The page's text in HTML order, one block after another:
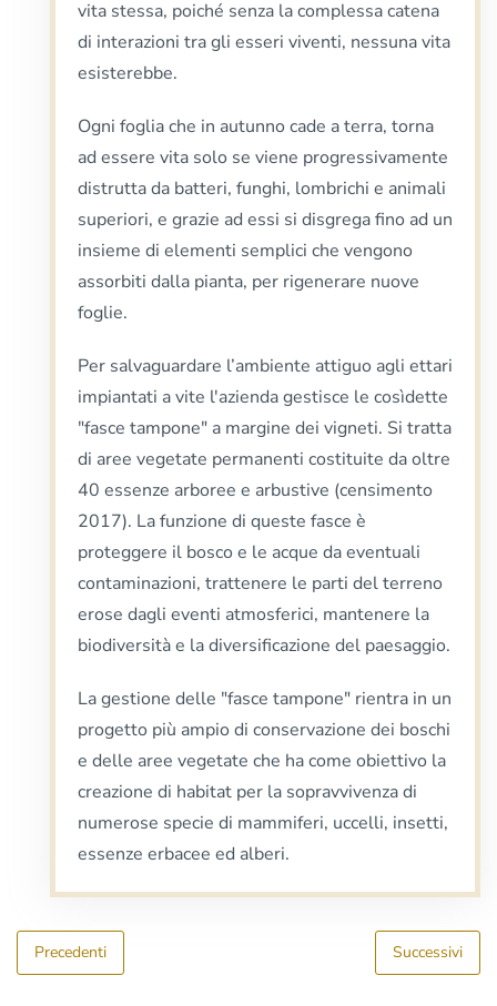
vita stessa, poiché senza la complessa catena
di interazioni tra gli esseri viventi, nessuna vita
esisterebbe.
Ogni foglia che in autunno cade a terra, torna
ad essere vita solo se viene progressivamente
distrutta da batteri, funghi, lombrichi e animali
superiori, e grazie ad essi si disgrega fino ad un
insieme di elementi semplici che vengono
assorbiti dalla pianta, per rigenerare nuove
foglie.
Per salvaguardare l’ambiente attiguo agli ettari
impiantati a vite l'azienda gestisce le cosìdette
"fasce tampone" a margine dei vigneti. Si tratta
di aree vegetate permanenti costituite da oltre
40 essenze arboree e arbustive (censimento
2017). La funzione di queste fasce è
proteggere il bosco e le acque da eventuali
contaminazioni, trattenere le parti del terreno
erose dagli eventi atmosferici, mantenere la
biodiversità e la diversificazione del paesaggio.
La gestione delle "fasce tampone" rientra in un
progetto più ampio di conservazione dei boschi
e delle aree vegetate che ha come obiettivo la
creazione di habitat per la sopravvivenza di
numerose specie di mammiferi, uccelli, insetti,
essenze erbacee ed alberi.
Precedenti Successivi